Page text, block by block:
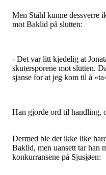
Men Ståhl kunne dessverre
mot Baklid på slutten:
- Det var litt kjedelig at
skutersporene mot slutten.
sjanse for at jeg kom til å
Han gjorde ord til handling,
Dermed ble det ikke like
Baklid, men uansett tar han
konkurransene på Sjusjøen: